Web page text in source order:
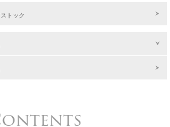
トック